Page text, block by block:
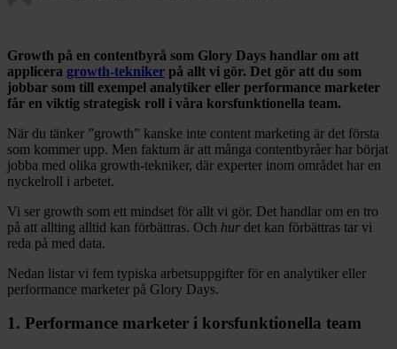
Growth på en contentbyrå som Glory Days handlar om att
applicera growth-tekniker på allt vi gör. Det gör att du som
jobbar som till exempel analytiker eller performance marketer
får en viktig strategisk roll i våra korsfunktionella team.
När du tänker ”growth” kanske inte content marketing är det första
som kommer upp. Men faktum är att många contentbyråer har börjat
jobba med olika growth-tekniker, där experter inom området har en
nyckelroll i arbetet.
Vi ser growth som ett mindset för allt vi gör. Det handlar om en tro
på att allting alltid kan förbättras. Och hur det kan förbättras tar vi
reda på med data.
Nedan listar vi fem typiska arbetsuppgifter för en analytiker eller
performance marketer på Glory Days.
1. Performance marketer i korsfunktionella team